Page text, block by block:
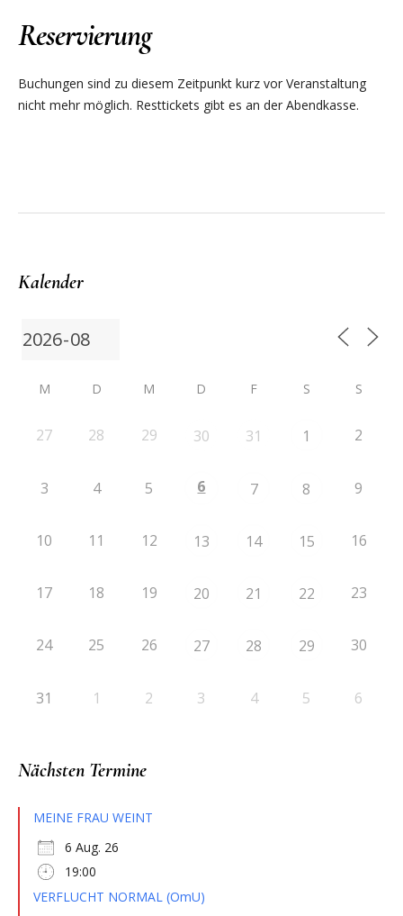
Reservierung
Buchungen sind zu diesem Zeitpunkt kurz vor Veranstaltung
nicht mehr möglich. Resttickets gibt es an der Abendkasse.
Kalender
M D M D F S S
27 28 29 30 31 1 2
3 4 5 6 7 8 9
10 11 12 13 14 15 16
17 18 19 20 21 22 23
24 25 26 27 28 29 30
31 1 2 3 4 5 6
Nächsten Termine
MEINE FRAU WEINT
6 Aug. 26
19:00
VERFLUCHT NORMAL (OmU)